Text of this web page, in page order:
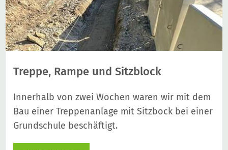
Treppe, Rampe und Sitzblock
Innerhalb von zwei Wochen waren wir mit dem
Bau einer Treppenanlage mit Sitzbock bei einer
Grundschule beschäftigt.